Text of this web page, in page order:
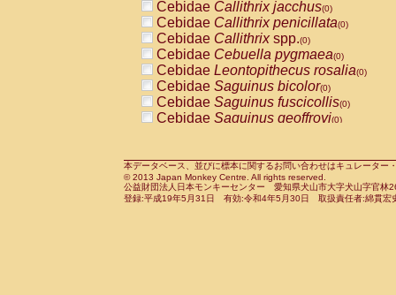
PitheciidaePithecia monachus
PitheciidaePithecia pithecia(0)
CercopithecidaeCercocebus agilis
CercopithecidaeCercocebus
CercopithecidaeCercocebus
CercopithecidaeCercocebus
CercopithecidaeCercocebus
CercopithecidaeCercocebushybrid
CercopithecidaePapio anubis(0)
CercopithecidaePapio cynocephalus
CercopithecidaePapio hamadryas(0)
Cebidae Callithrix jacchus(0)
Cebidae Callithrix penicillata(0)
Cebidae Callithrixspp.(0)
Cebidae Cebuella pygmaea(0)
Cebidae Leontopithecus rosalia(0)
Cebidae Saguinus bicolor(0)
Cebidae Saguinus fuscicollis(0)
Cebidae Saguinus geoffroyi(0)
CebidaeSaguinus leucopus(0)
CebidaeSaguinus midas(0)
Cebidae Saguinus mystax(0)
本データベース、並びに標本に関するお問い合わせはキュレータ
© 2013 Japan Monkey Centre. All rights reserved.
公益財団法人日本モンキーセンター 愛知県犬山市大字犬山字官
登録:平成19年5月31日 有効:令和4年5月30日 取扱責任者:綿貫宏